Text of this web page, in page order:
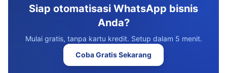
Siap otomatisasi WhatsApp bisnis
Anda?
Mulai gratis, tanpa kartu kredit. Setup dalam 5 menit.
Coba Gratis Sekarang